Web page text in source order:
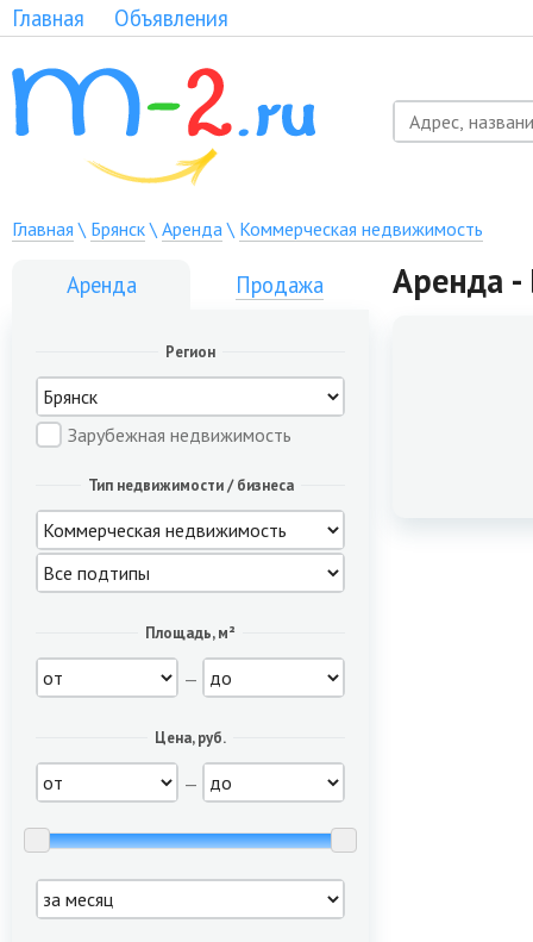
Главная Объявления
Главная \ Брянск\ Аренда\ Коммерческая недвижимость
Аренда Продажа
Регион
Зарубежная недвижимость
Тип недвижимости / бизнеса
Площадь, м²
—
Цена, руб.
—
Аренда -